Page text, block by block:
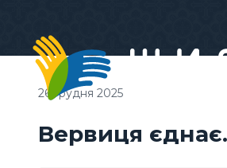
Вервиця
26 грудня 2025